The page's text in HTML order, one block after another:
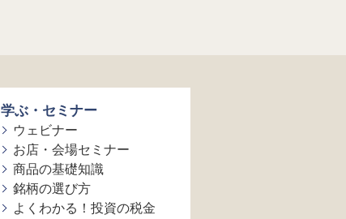
学ぶ・セミナー
ウェビナー
お店・会場セミナー
商品の基礎知識
銘柄の選び方
よくわかる！投資の税金